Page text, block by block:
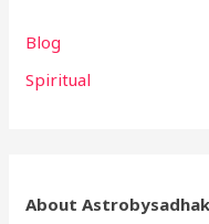
Blog
Spiritual
About Astrobysadhak